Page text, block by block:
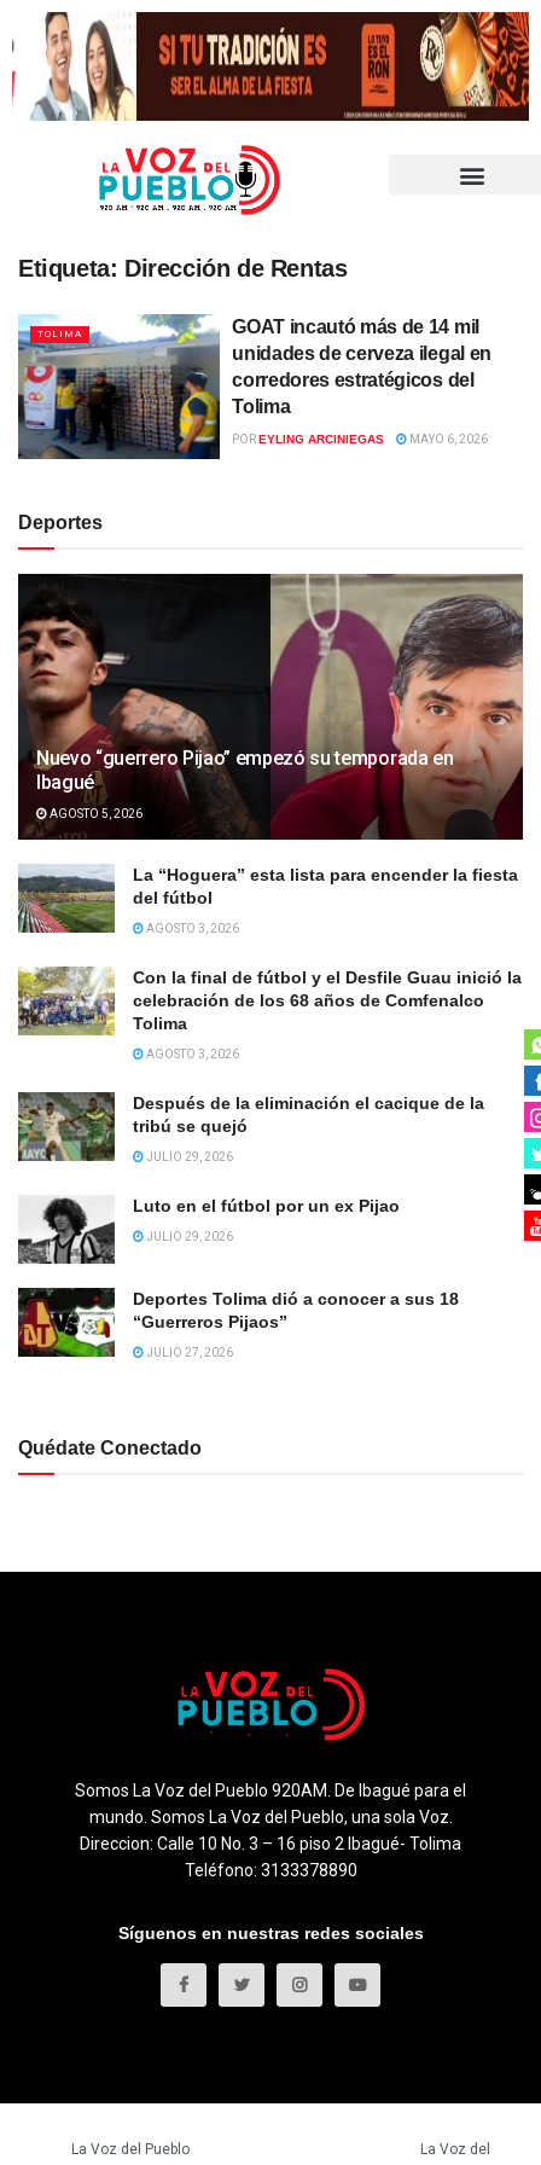
Etiqueta: Dirección de Rentas
TOLIMA
GOAT incautó más de 14 mil
unidades de cerveza ilegal en
corredores estratégicos del
Tolima
POREYLING ARCINIEGAS MAYO 6, 2026
Deportes
Nuevo “guerrero Pijao” empezó su temporada en
Ibagué
AGOSTO 5, 2026
La “Hoguera” esta lista para encender la fiesta
del fútbol
AGOSTO 3, 2026
Con la final de fútbol y el Desfile Guau inició la
celebración de los 68 años de Comfenalco
Tolima
AGOSTO 3, 2026
Después de la eliminación el cacique de la
tribú se quejó
JULIO 29, 2026
Luto en el fútbol por un ex Pijao
JULIO 29, 2026
Deportes Tolima dió a conocer a sus 18
“Guerreros Pijaos”
JULIO 27, 2026
Quédate Conectado
Somos La Voz del Pueblo 920AM. De Ibagué para el
mundo. Somos La Voz del Pueblo, una sola Voz.
Direccion: Calle 10 No. 3 – 16 piso 2 Ibagué- Tolima
Teléfono: 3133378890
Síguenos en nuestras redes sociales
La Voz del Pueblo La Voz del